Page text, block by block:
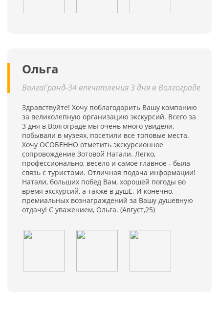
Ольга
ВолгаГранд-34 впечатления 3 дня в Волгограде
Здравствуйте! Хочу поблагодарить Вашу компанию
за великолепную организацию экскурсий. Всего за
3 дня в Волгограде мы очень много увидели,
побывали в музеях, посетили все топовые места.
Хочу ОСОБЕННО отметить экскурсионное
сопровождение Зотовой Натали. Легко,
профессионально, весело и самое главное - была
связь с туристами. Отличная подача информации!
Натали, больших побед Вам, хорошей погоды во
время экскурсий, а также в душЕ. И конечно,
премиальных вознаграждений за Вашу душевную
отдачу! С уважением, Ольга. (Август,25)